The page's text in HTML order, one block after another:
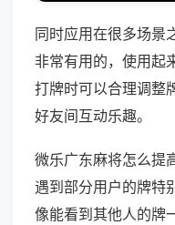
同时应用在很多场景
非常有用的，使用起
打牌时可以合理调整
好友间互动乐趣。
微乐广东麻将怎么提
遇到部分用户的牌特
像能看到其他人的牌